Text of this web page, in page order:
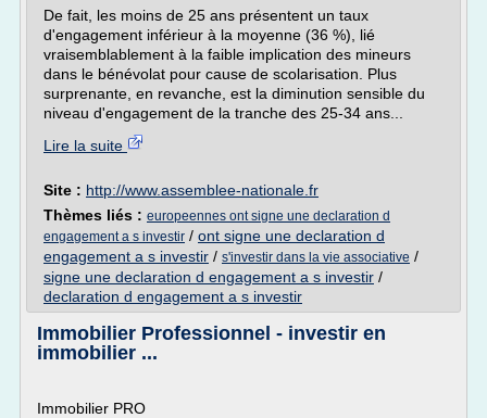
De fait, les moins de 25 ans présentent un taux
d'engagement inférieur à la moyenne (36 %), lié
vraisemblablement à la faible implication des mineurs
dans le bénévolat pour cause de scolarisation. Plus
surprenante, en revanche, est la diminution sensible du
niveau d'engagement de la tranche des 25-34 ans...
Lire la suite
Site : http://www.assemblee-nationale.fr
Thèmes liés : europeennes ont signe une declaration d
engagement a s investir / ont signe une declaration d
engagement a s investir / s'investir dans la vie associative /
signe une declaration d engagement a s investir /
declaration d engagement a s investir
Immobilier Professionnel - investir en
immobilier ...
Immobilier PRO